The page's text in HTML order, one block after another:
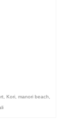
, Kori, manori beach